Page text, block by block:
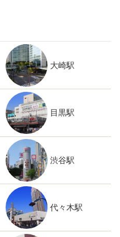
大崎駅
目黒駅
渋谷駅
代々木駅